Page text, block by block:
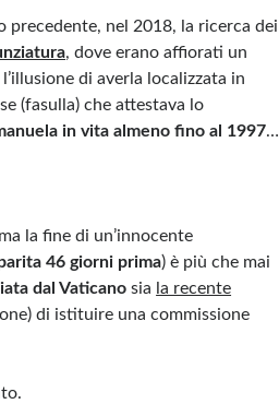
precedente, nel 2018, la ricerca dei
, dove erano affiorati un
di averla localizzata in
(fasulla) che attestava lo
in vita almeno fino al 1997…
la fine di un’innocente
46 giorni prima) è più che mai
dal Vaticano sia la recente
di istituire una commissione